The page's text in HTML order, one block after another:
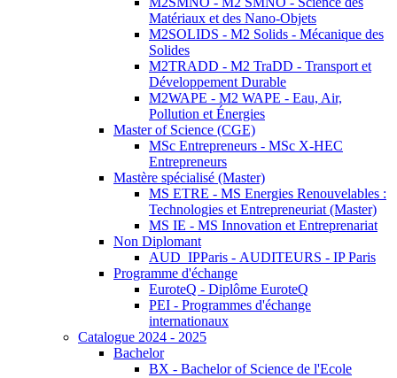
Matériaux et des Nano-Objets
M2SOLIDS - M2 Solids - Mécanique des
Solides
M2TRADD - M2 TraDD - Transport et
Développement Durable
M2WAPE - M2 WAPE - Eau, Air,
Pollution et Énergies
Master of Science (CGE)
MSc Entrepreneurs - MSc X-HEC
Entrepreneurs
Mastère spécialisé (Master)
MS ETRE - MS Energies Renouvelables :
Technologies et Entrepreneuriat (Master)
MS IE - MS Innovation et Entreprenariat
Non Diplomant
AUD_IPParis - AUDITEURS - IP Paris
Programme d'échange
EuroteQ - Diplôme EuroteQ
PEI - Programmes d'échange
internationaux
Catalogue 2024 - 2025
Bachelor
BX - Bachelor of Science de l'Ecole